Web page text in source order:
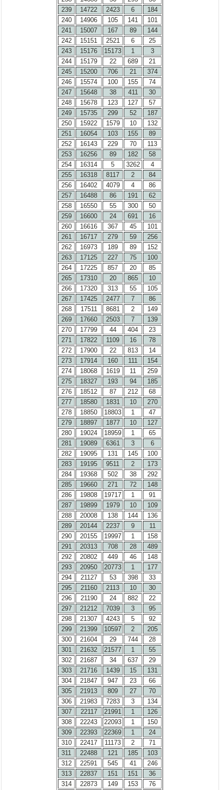
239
14722 2423 6
184
240
14906 105 141
101
241
15007 167 89
144
242
15151 2521 6
25
243
15176 15173 1
3
244
15179 22 689
21
245
15200 706 21
374
246
15574 100 155
74
247
15648 38 411
30
248
15678 123 127
57
249
15735 299 52
187
250
15922 1579 10
132
251
16054 103 155
89
252
16143 229 70
113
253
16256 89 182
58
254
16314 5 3262
4
255
16318 8117 2
84
256
16402 4079 4
86
257
16488 86 191
62
258
16550 55 300
50
259
16600 24 691
16
260
16616 367 45
101
261
16717 279 59
256
262
16973 189 89
152
263
17125 227 75
100
264
17225 857 20
85
265
17310 20 865
10
266
17320 313 55
105
267
17425 2477 7
86
268
17511 8681 2
149
269
17660 2503 7
139
270
17799 44 404
23
271
17822 1109 16
78
272
17900 22 813
14
273
17914 160 111
154
274
18068 1619 11
259
275
18327 193 94
185
276
18512 87 212
68
277
18580 1831 10
270
278
18850 18803 1
47
279
18897 1877 10
127
280
19024 18959 1
65
281
19089 6361 3
6
282
19095 131 145
100
283
19195 9511 2
173
284
19368 502 38
292
285
19660 271 72
148
286
19808 19717 1
91
287
19899 1979 10
109
288
20008 138 144
136
289
20144 2237 9
11
290
20155 19997 1
158
291
20313 708 28
489
292
20802 449 46
148
293
20950 20773 1
177
294
21127 53 398
33
295
21160 2113 10
30
296
21190 24 882
22
297
21212 7039 3
95
298
21307 4243 5
92
299
21399 10597 2
205
300
21604 29 744
28
301
21632 21577 1
55
302
21687 34 637
29
303
21716 1439 15
131
304
21847 947 23
66
305
21913 809 27
70
306
21983 7283 3
134
307
22117 21991 1
126
308
22243 22093 1
150
309
22393 22369 1
24
310
22417 11173 2
71
311
22488 121 185
103
312
22591 545 41
246
313
22837 151 151
36
314
22873 149 153 76